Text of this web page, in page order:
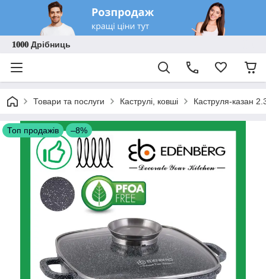
𝟏𝟎𝟎𝟎 Дрібниць
Товари та послуги Каструлі, ковші Каструля-казан
Топ продажів –8%